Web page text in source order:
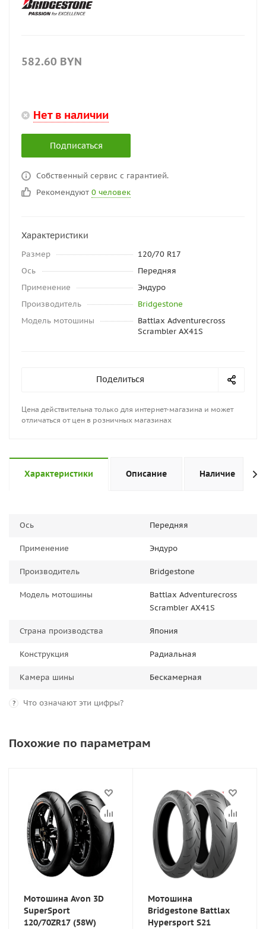
582.60 BYN
Нет в наличии
Подписаться
Собственный сервис с гарантией.
Рекомендуют 0 человек
Характеристики
Размер
120/70 R17
Ось
Передняя
Применение
Эндуро
Производитель
Bridgestone
Модель мотошины
Battlax Adventurecross
Scrambler AX41S
Поделиться
Цена действительна только для интернет-магазина и может
отличаться от цен в розничных магазинах
Характеристики Описание Наличие
Ось Передняя
Применение Эндуро
Производитель Bridgestone
Модель мотошины
Battlax Adventurecross
Scrambler AX41S
Страна производства Япония
Конструкция Радиальная
Камера шины Бескамерная
? Что означают эти цифры?
Похожие по параметрам
Мотошина Avon 3D
SuperSport
120/70ZR17 (58W)
Мотошина
Bridgestone Battlax
Hypersport S21